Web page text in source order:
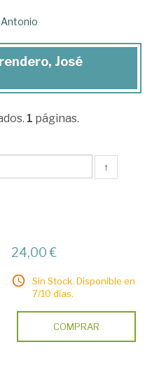
José
1 páginas.
↑
24,00 €
Sin Stock. Disponible en
7/10 días.
COMPRAR